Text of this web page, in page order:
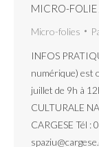
MICRO-FOLIE
Micro-folies
INFOS
numérique) est
juillet de 9h à
CULTURALE
CARGESE Tél :